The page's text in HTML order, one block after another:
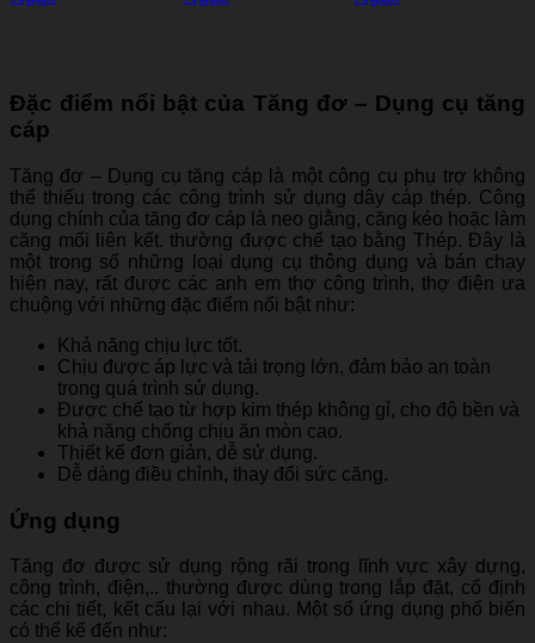
Đặc điểm nổi bật của Tăng đơ – Dụng cụ tăng
cáp
Tăng đơ – Dụng cụ tăng cáp là một công cụ phụ trợ không
thể thiếu trong các công trình sử dụng dây cáp thép. Công
dụng chính của tăng đơ cáp là neo giằng, căng kéo hoặc làm
căng mối liên kết. thường được chế tạo bằng Thép. Đây là
một trong số những loại dụng cụ thông dụng và bán chạy
hiện nay, rất được các anh em thợ công trình, thợ điện ưa
chuộng với những đặc điểm nổi bật như:
Khả năng chịu lực tốt.
Chịu được áp lực và tải trọng lớn, đảm bảo an toàn
trong quá trình sử dụng.
Được chế tạo từ hợp kim thép không gỉ, cho độ bền và
khả năng chống chịu ăn mòn cao.
Thiết kế đơn giản, dễ sử dụng.
Dễ dàng điều chỉnh, thay đổi sức căng.
Ứng dụng
Tăng đơ được sử dụng rộng rãi trong lĩnh vực xây dựng,
công trình, điện,.. thường được dùng trong lắp đặt, cố định
các chi tiết, kết cấu lại với nhau. Một số ứng dụng phổ biến
có thể kể đến như: